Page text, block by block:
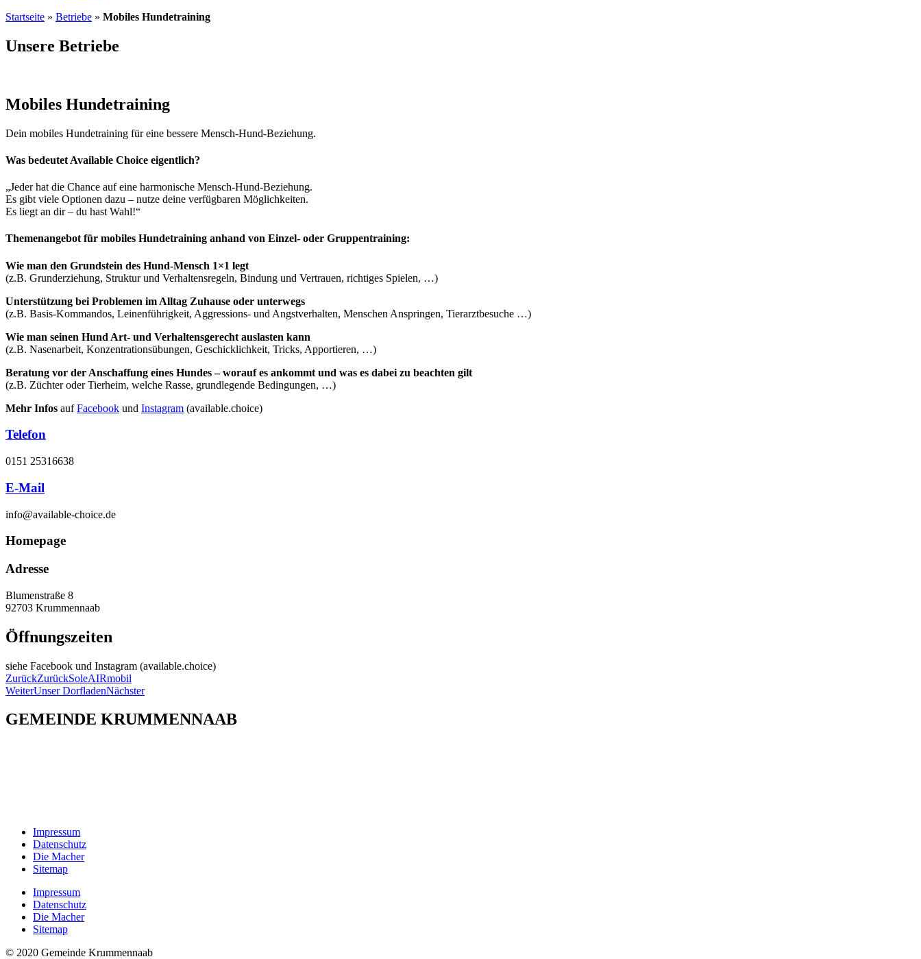
Startseite » Betriebe » Mobiles Hundetraining
Unsere Betriebe
Mobiles Hundetraining
Dein mobiles Hundetraining für eine bessere Mensch-Hund-Beziehung.
Was bedeutet Available Choice eigentlich?
„Jeder hat die Chance auf eine harmonische Mensch-Hund-Beziehung.
Es gibt viele Optionen dazu – nutze deine verfügbaren Möglichkeiten.
Es liegt an dir – du hast Wahl!“
Themenangebot für mobiles Hundetraining anhand von Einzel- oder Gruppentraining:
Wie man den Grundstein des Hund-Mensch 1×1 legt
(z.B. Grunderziehung, Struktur und Verhaltensregeln, Bindung und Vertrauen, richtiges Spielen, …)
Unterstützung bei Problemen im Alltag Zuhause oder unterwegs
(z.B. Basis-Kommandos, Leinenführigkeit, Aggressions- und Angstverhalten, Menschen Anspringen, Tierarztbesuche …)
Wie man seinen Hund Art- und Verhaltensgerecht auslasten kann
(z.B. Nasenarbeit, Konzentrationsübungen, Geschicklichkeit, Tricks, Apportieren, …)
Beratung vor der Anschaffung eines Hundes – worauf es ankommt und was es dabei zu beachten gilt
(z.B. Züchter oder Tierheim, welche Rasse, grundlegende Bedingungen, …)
Mehr Infos aufFacebook und Instagram (available.choice)
Telefon
0151 25316638
E-Mail
info@available-choice.de
Homepage
Adresse
Blumenstraße 8
92703 Krummennaab
Öffnungszeiten
siehe Facebook und Instagram (available.choice)
ZurückZurückSoleAIRmobil
WeiterUnser DorfladenNächster
GEMEINDE KRUMMENNAAB
Impressum
Datenschutz
Die Macher
Sitemap
Impressum
Datenschutz
Die Macher
Sitemap
© 2020 Gemeinde Krummennaab